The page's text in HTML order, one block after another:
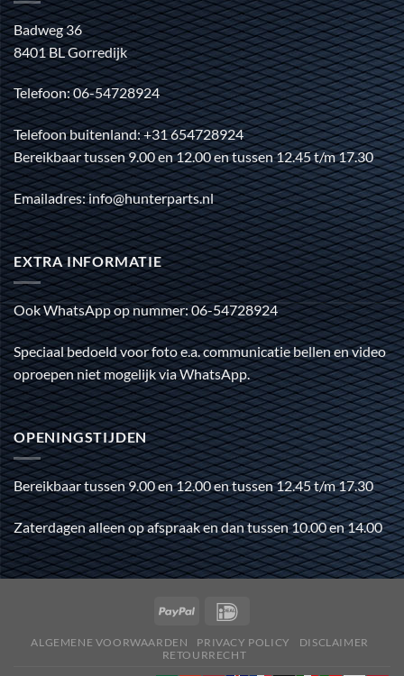
Badweg 36
8401 BL Gorredijk
Telefoon: 06-54728924
Telefoon buitenland: +31 654728924
Bereikbaar tussen 9.00 en 12.00 en tussen 12.45 t/m 17.30
Emailadres: info@hunterparts.nl
EXTRA INFORMATIE
Ook WhatsApp op nummer: 06-54728924
Speciaal bedoeld voor foto e.a. communicatie bellen en video
oproepen niet mogelijk via WhatsApp.
OPENINGSTIJDEN
Bereikbaar tussen 9.00 en 12.00 en tussen 12.45 t/m 17.30
Zaterdagen alleen op afspraak en dan tussen 10.00 en 14.00
ALGEMENE VOORWAARDEN PRIVACY POLICY
DISCLAIMER
RETOURRECHT